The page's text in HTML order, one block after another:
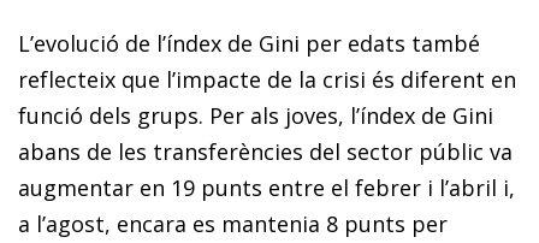
L’evolució de l’índex de Gini per edats també
reflecteix que l’impacte de la crisi és diferent en
funció dels grups. Per als joves, l’índex de Gini
abans de les transferències del sector públic va
augmentar en 19 punts entre el febrer i l’abril i,
a l’agost, encara es mantenia 8 punts per